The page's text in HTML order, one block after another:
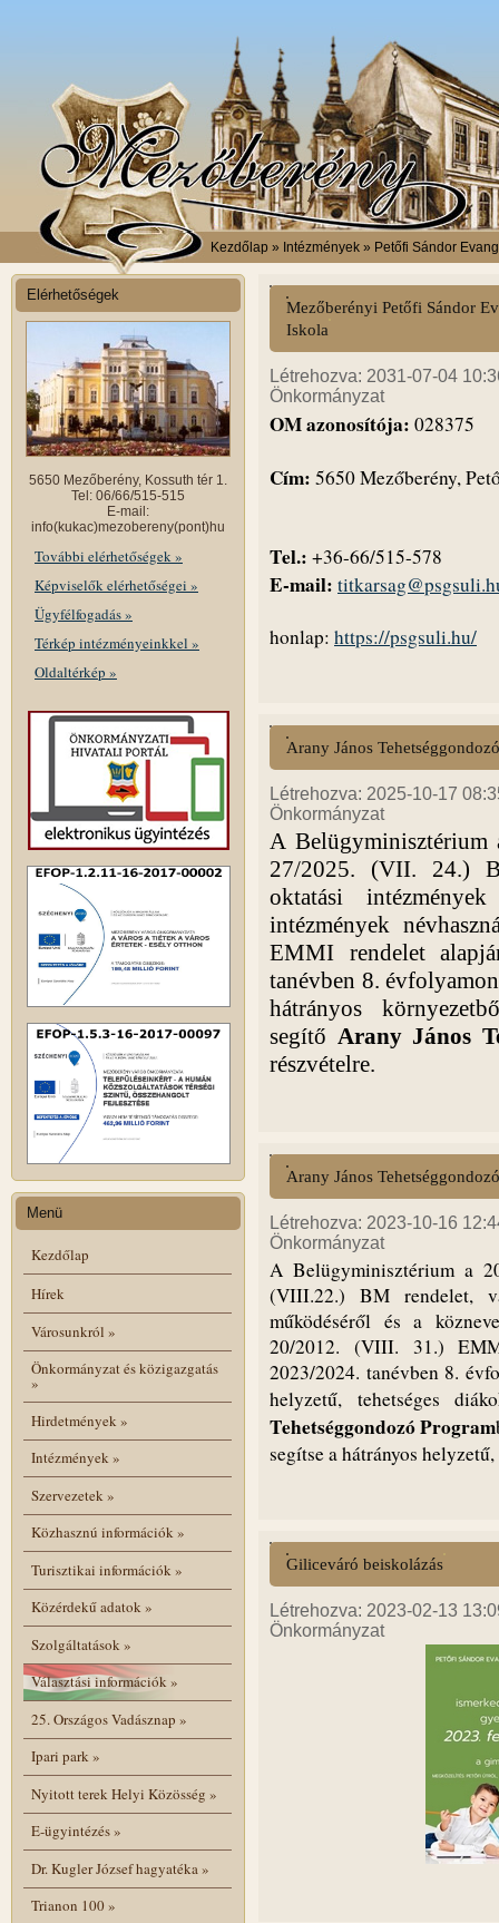
Kezdőlap » Intézmények » Petőfi Sándor
Elérhetőségek
5650 Mezőberény, Kossuth tér 1.
Tel: 06/66/515-515
E-mail:
info(kukac)mezobereny(pont)hu
További elérhetőségek »
Képviselők elérhetőségei »
Ügyfélfogadás »
Térkép intézményeinkkel »
Oldaltérkép »
Menü
Kezdőlap
Hírek
Városunkról »
Önkormányzat és közigazgatás
»
Hirdetmények»
Intézmények»
Szervezetek»
Közhasznú információk»
Turisztikai információk»
Közérdekű adatok»
Szolgáltatások»
Választási információk»
25. Országos Vadásznap »
Ipari park»
Nyitott terek Helyi Közösség »
E-ügyintézés»
Dr. Kugler József hagyatéka»
Trianon 100»
Mezőberényi Petőfi Sándor
Iskola
Létrehozva: 2031-07-04
Önkormányzat
OM azonosítója: 028375
Cím: 5650 Mezőberény,
Tel.: +36-66/515-578
E-mail:
honlap: https://psgsuli.hu/
Arany János
Létrehozva: 2025-10-17
Önkormányzat
A Belügyminisztérium
27/2025. (VII. 24.)
oktatási
intézmények
EMMI rendelet
tanévben 8.
hátrányos
segítő Arany János
részvételre.
Arany János
Létrehozva: 2023-10-16
Önkormányzat
A Belügyminisztérium a
(VIII.22.) BM rendelet,
működéséről és a
20/2012. (VIII. 31.)
2023/2024. tanévben 8.
helyzetű, tehetséges
Tehetséggondozó Program
segítse a hátrányos
Giliceváró beiskolázás
Létrehozva: 2023-02-13
Önkormányzat